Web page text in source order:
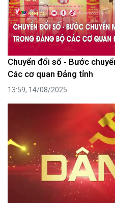
Chuyển đổi số - Bước
Các cơ quan Đảng tỉnh
13:59, 14/08/2025